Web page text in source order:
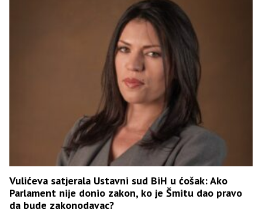
Vulićeva satjerala Ustavni sud BiH u ćošak: Ako
Parlament nije donio zakon, ko je Šmitu dao pravo
da bude zakonodavac?